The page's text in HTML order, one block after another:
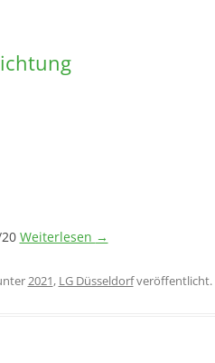
Weiterlesen →
2021, LG Düsseldorfveröffentlicht.